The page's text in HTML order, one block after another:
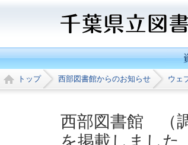
トップ 西部図書館からのお知らせ ウェ
西部図書館 （
を掲載しました